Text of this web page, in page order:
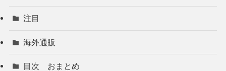
注目
海外通販
目次 おまとめ